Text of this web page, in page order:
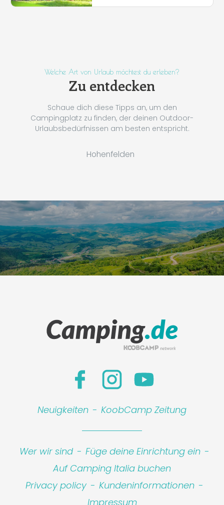
Welche Art von Urlaub möchtest du erleben?
Zu entdecken
Schaue dich diese Tipps an, um den
Campingplatz zu finden, der deinen Outdoor-
Urlaubsbedürfnissen am besten entspricht.
Hohenfelden
Neuigkeiten - KoobCamp Zeitung
Wer wir sind - Füge deine Einrichtung ein -
Auf Camping Italia buchen
Privacy policy - Kundeninformationen -
Impressum